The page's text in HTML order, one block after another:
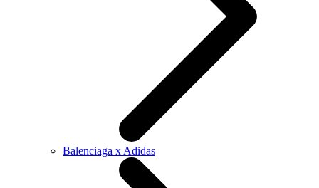
Balenciaga x Adidas